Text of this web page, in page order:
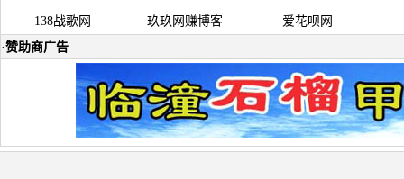
138战歌网 玖玖网赚博客
爱花呗网
·赞助商广告